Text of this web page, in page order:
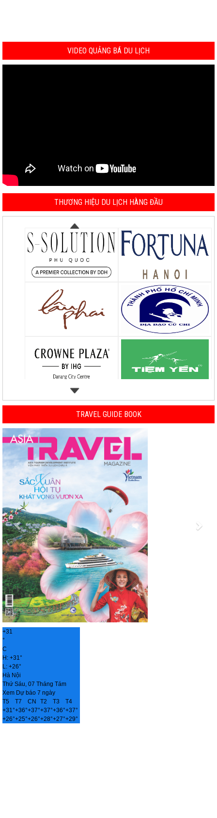
VIDEO QUẢNG BÁ DU LỊCH
THƯƠNG HIỆU DU LỊCH HÀNG ĐẦU
TRAVEL GUIDE BOOK
Previous
+31
°
C
H: +31°
L: +26°
Hà Nội
Thứ Sáu, 07 Tháng Tám
Xem Dự báo 7 ngày
T5
T7 CN T2 T3
T4
+31°+36°+37°+37°+36°+37°
+26°+25°+26°+28°+27°+29°